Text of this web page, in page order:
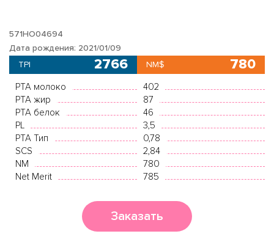
571HO04694
Дата рождения: 2021/01/09
TPI
2766 NM$ 780
PTA молоко
402
PTA жир
87
PTA белок
46
PL
3,5
PTA Тип
0,78
SCS
2,84
NM
780
Net Merit
785
Заказать